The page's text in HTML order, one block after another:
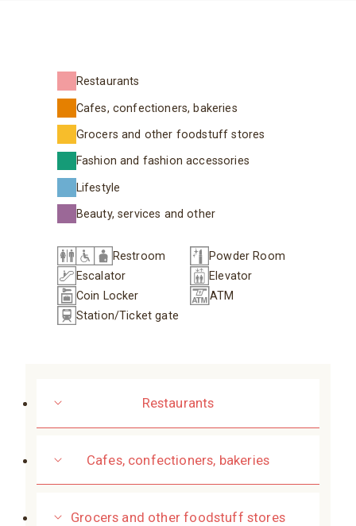
Restaurants
Cafes, confectioners, bakeries
Grocers and other foodstuff stores
Fashion and fashion accessories
Lifestyle
Beauty, services and other
Restroom
Powder Room
Escalator
Elevator
Coin Locker
ATM
Station/Ticket gate
Restaurants
Cafes, confectioners, bakeries
Grocers and other foodstuff stores